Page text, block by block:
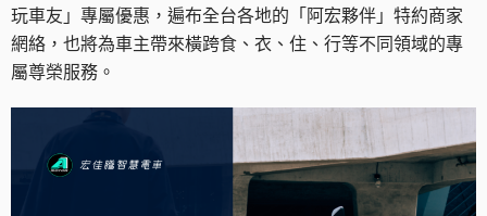
玩車友」專屬優惠，遍布全台各地的「阿宏夥伴」特約商家
網絡，也將為車主帶來橫跨食、衣、住、行等不同領域的專
屬尊榮服務。